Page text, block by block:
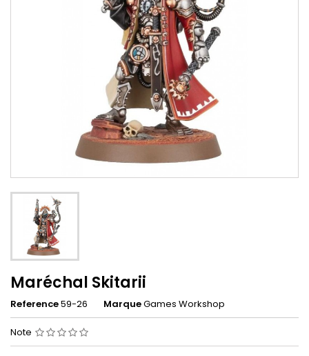
Maréchal Skitarii
Reference59-26 MarqueGames Workshop
Note